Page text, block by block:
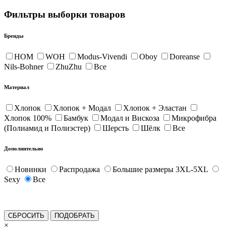
Фильтры выборки товаров
Бренды
HOM WOH Modus-Vivendi Oboy
Doreanse
Nils-Bohner
ZhuZhu Все
Материал
Хлопок Хлопок + Модал
Хлопок + Эластан
Хлопок 100%
Бамбук Модал и Вискоза
Микрофибра
(Полиамид и Полиэстер)
Шерсть Шёлк Все
Дополнительно
Новинки Распродажа
Большие размеры 3XL-5XL
Sexy
Все
×